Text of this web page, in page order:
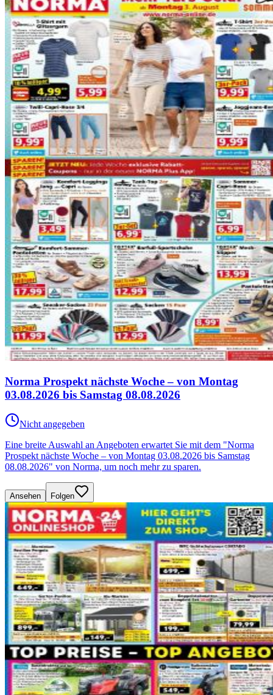
Norma Prospekt nächste Woche – von Montag
03.08.2026 bis Samstag 08.08.2026
Nicht angegeben
Eine breite Auswahl an Angeboten erwartet Sie mit dem "Norma
Prospekt nächste Woche – von Montag 03.08.2026 bis Samstag
08.08.2026" von Norma, um noch mehr zu sparen.
Ansehen Folgen